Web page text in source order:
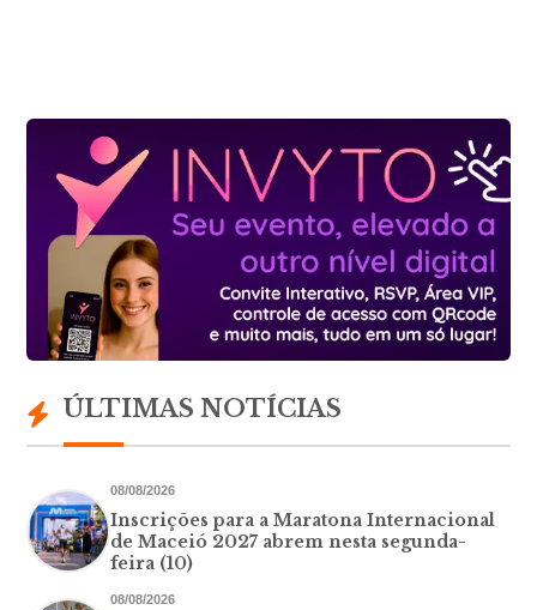
ÚLTIMAS NOTÍCIAS
08/08/2026
Inscrições para a Maratona Internacional
de Maceió 2027 abrem nesta segunda-
feira (10)
08/08/2026